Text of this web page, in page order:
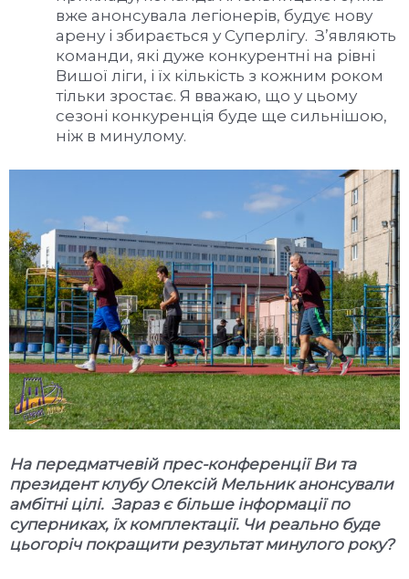
вже анонсувала легіонерів, будує нову
арену і збирається у Суперлігу. З’являють
команди, які дуже конкурентні на рівні
Вишої ліги, і їх кількість з кожним роком
тільки зростає. Я вважаю, що у цьому
сезоні конкуренція буде ще сильнішою,
ніж в минулому.
На передматчевій прес-конференції Ви та
президент клубу Олексій Мельник анонсували
амбітні цілі. Зараз є більше інформації по
суперниках, їх комплектації. Чи реально буде
цьогоріч покращити результат минулого року?